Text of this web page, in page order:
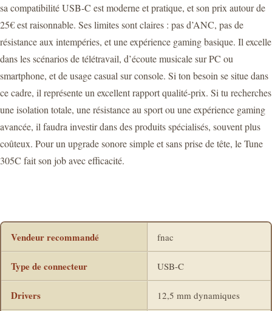
sa compatibilité USB-C est moderne et pratique, et son prix autour de
25€ est raisonnable. Ses limites sont claires : pas d’ANC, pas de
résistance aux intempéries, et une expérience gaming basique. Il excelle
dans les scénarios de télétravail, d’écoute musicale sur PC ou
smartphone, et de usage casual sur console. Si ton besoin se situe dans
ce cadre, il représente un excellent rapport qualité-prix. Si tu recherches
une isolation totale, une résistance au sport ou une expérience gaming
avancée, il faudra investir dans des produits spécialisés, souvent plus
coûteux. Pour un upgrade sonore simple et sans prise de tête, le Tune
305C fait son job avec efficacité.
Vendeur recommandé fnac
Type de connecteur USB-C
Drivers 12,5 mm dynamiques